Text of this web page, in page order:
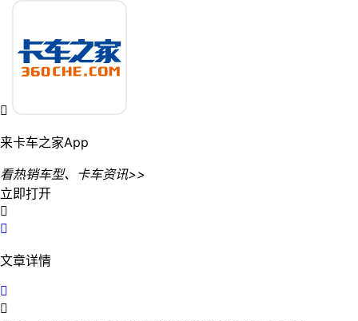

来卡车之家App
看热销车型、卡车资讯>>
立即打开


文章详情

